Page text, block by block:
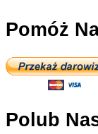
Pomóż
Polub